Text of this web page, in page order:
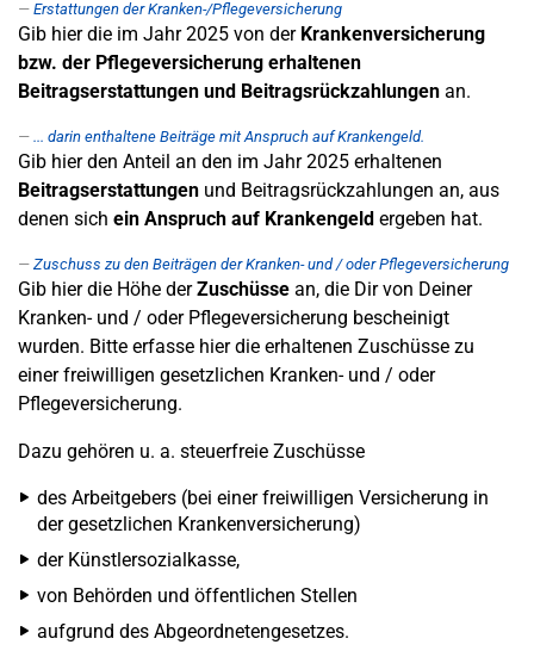
Erstattungen der Kranken-/Pflegeversicherung
Gib hier die im Jahr 2025 von der Krankenversicherung
bzw. der Pflegeversicherung erhaltenen
Beitragserstattungen und Beitragsrückzahlungen an.
... darin enthaltene Beiträge mit Anspruch auf Krankengeld.
Gib hier den Anteil an den im Jahr 2025 erhaltenen
Beitragserstattungen und Beitragsrückzahlungen an, aus
denen sich ein Anspruch auf Krankengeld ergeben hat.
Zuschuss zu den Beiträgen der Kranken- und / oder Pflegeversicherung
Gib hier die Höhe derZuschüsse an, die Dir von Deiner
Kranken- und / oder Pflegeversicherung bescheinigt
wurden. Bitte erfasse hier die erhaltenen Zuschüsse zu
einer freiwilligen gesetzlichen Kranken- und / oder
Pflegeversicherung.
Dazu gehören u. a. steuerfreie Zuschüsse
des Arbeitgebers (bei einer freiwilligen Versicherung in
der gesetzlichen Krankenversicherung)
der Künstlersozialkasse,
von Behörden und öffentlichen Stellen
aufgrund des Abgeordnetengesetzes.